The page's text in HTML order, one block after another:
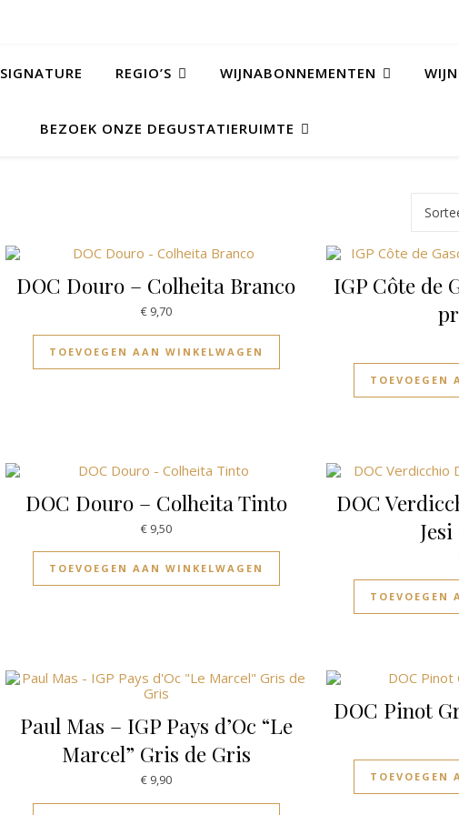
SIGNATURE REGIO’S WIJNABONNEMENTEN
BEZOEK ONZE DEGUSTATIERUIMTE
DOC Douro – Colheita Branco
€9,70
TOEVOEGEN AAN WINKELWAGEN
IGP Côte de
TOEVOEGEN
DOC Douro – Colheita Tinto
€9,50
TOEVOEGEN AAN WINKELWAGEN
DOC
TOEVOEGEN
Paul Mas – IGP Pays d’Oc “Le
Marcel” Gris de Gris
€9,90
DOC Pinot
TOEVOEGEN